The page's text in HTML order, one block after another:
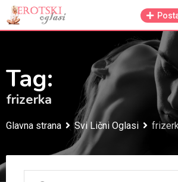
Skip
to
Tag:
frizerka
Glavna strana Svi Lični Oglasi